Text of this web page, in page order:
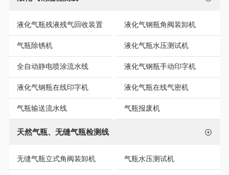
液化气瓶残液残气回收装置 液化气钢瓶角阀装卸机
气瓶除锈机 液化气瓶水压测试机
全自动静电喷涂流水线 液化气钢瓶手动印字机
液化气钢瓶在线印字机 液化气瓶在线气密机
气瓶输送流水线 气瓶报废机
天然气瓶、无缝气瓶检测线
无缝气瓶立式角阀装卸机 气瓶水压测试机